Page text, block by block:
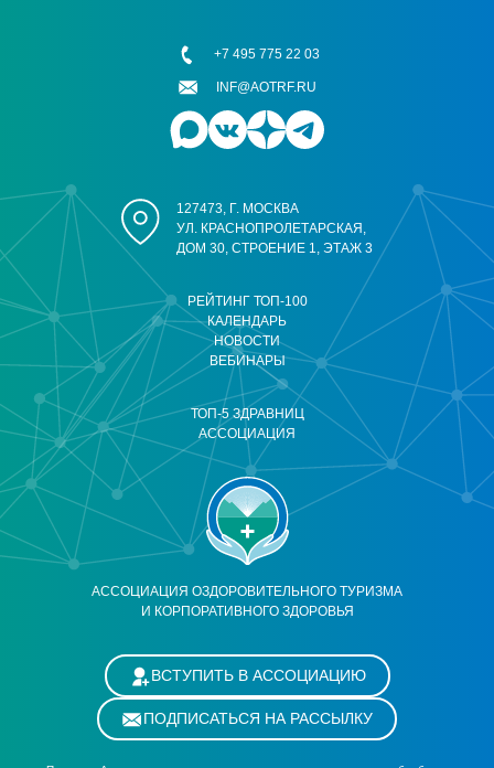
АССОЦИАЦИЯ ОЗДОРОВИТЕЛЬНОГО ТУРИЗМА
И КОРПОРАТИВНОГО ЗДОРОВЬЯ
РЕЙТИНГ ТОП-100
КАЛЕНДАРЬ
НОВОСТИ
ВЕБИНАРЫ
ТОП-5 ЗДРАВНИЦ
АССОЦИАЦИЯ
127473, Г. МОСКВА
УЛ. КРАСНОПРОЛЕТАРСКАЯ,
ДОМ 30, СТРОЕНИЕ 1, ЭТАЖ 3
+7 495 775 22 03
INF@AOTRF.RU
ВСТУПИТЬ В АССОЦИАЦИЮ
ПОДПИСАТЬСЯ НА РАССЫЛКУ